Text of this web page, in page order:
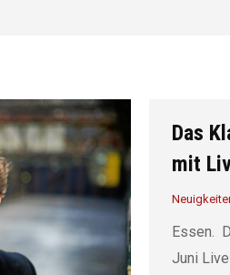
Das
mit
Essen.
Juni